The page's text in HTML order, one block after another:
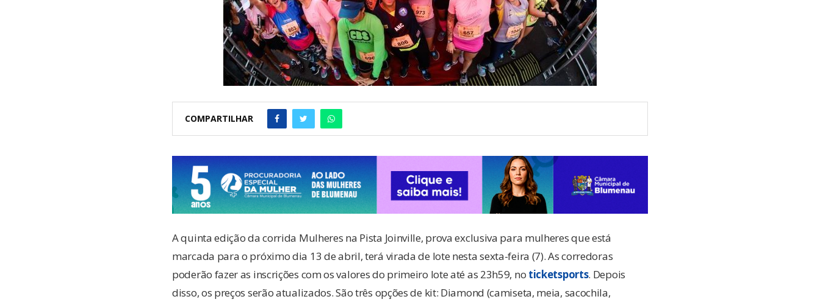
COMPARTILHAR
A quinta edição da corrida Mulheres na Pista Joinville, prova exclusiva para mulheres que está
marcada para o próximo dia 13 de abril, terá virada de lote nesta sexta-feira (7). As corredoras
poderão fazer as inscrições com os valores do primeiro lote até as 23h59, no ticketsports. Depois
disso, os preços serão atualizados. São três opções de kit: Diamond (camiseta, meia, sacochila,